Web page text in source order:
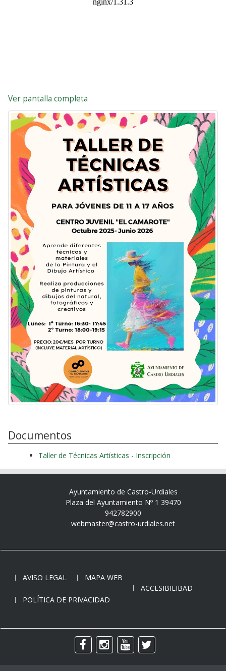
Ver pantalla completa
Documentos
Taller de Técnicas Artísticas - Inscripción
Ayuntamiento de Castro-Urdiales
Plaza del Ayuntamiento Nº 1 39470
942782900
webmaster@castro-urdiales.net
AVISO LEGAL
MAPA WEB
ACCESIBILIBAD
POLÍTICA DE PRIVACIDAD